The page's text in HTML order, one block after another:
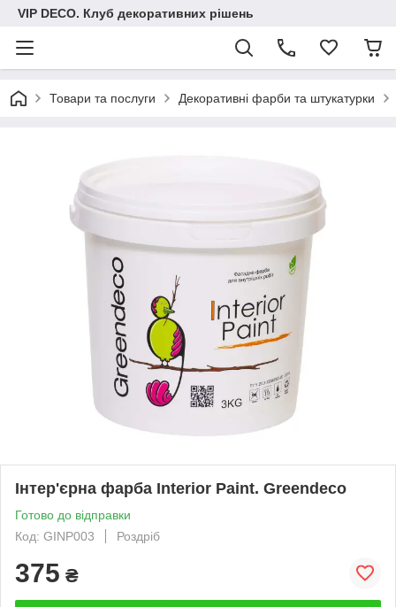
VIP DECO. Клуб декоративних рішень
Товари та послуги Декоративні фарби та штукатурки
Інтер'єрна фарба Interior Paint. Greendeco
Готово до відправки
Код: GINP003
Роздріб
375 ₴